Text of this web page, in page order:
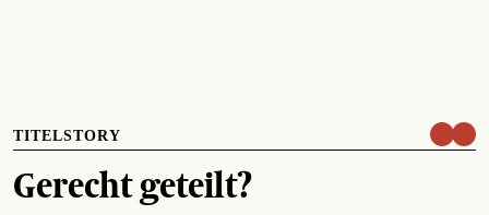
TITELSTORY
Gerecht geteilt?